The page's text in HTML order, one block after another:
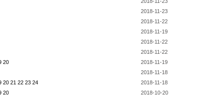
2018-11-23
2018-11-22
2018-11-19
2018-11-22
2018-11-22
20
2018-11-19
2018-11-18
20 21 22 23 24
2018-11-18
20
2018-10-20